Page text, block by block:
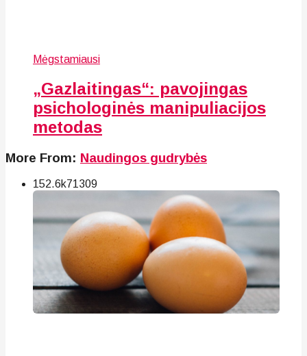
Mėgstamiausi
„Gazlaitingas“: pavojingas
psichologinės manipuliacijos
metodas
More From: Naudingos gudrybės
152.6k71 309